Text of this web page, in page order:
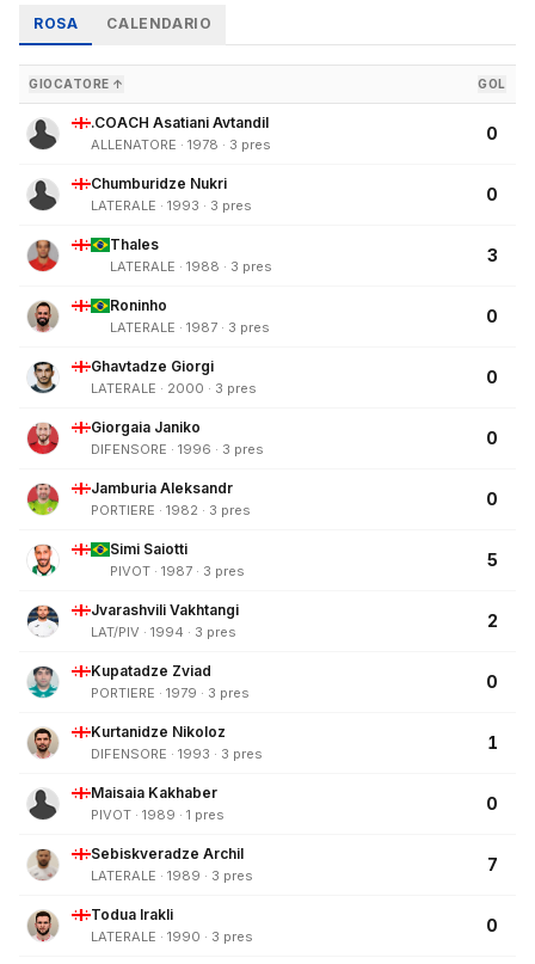
ROSA CALENDARIO
GIOCATORE ↑ GOL
.COACH Asatiani Avtandil
ALLENATORE · 1978 · 3 pres
0
Chumburidze Nukri
LATERALE · 1993 · 3 pres
0
Thales
LATERALE · 1988 · 3 pres
3
Roninho
LATERALE · 1987 · 3 pres
0
Ghavtadze Giorgi
LATERALE · 2000 · 3 pres
0
Giorgaia Janiko
DIFENSORE · 1996 · 3 pres
0
Jamburia Aleksandr
PORTIERE · 1982 · 3 pres
0
Simi Saiotti
PIVOT · 1987 · 3 pres
5
Jvarashvili Vakhtangi
LAT/PIV · 1994 · 3 pres
2
Kupatadze Zviad
PORTIERE · 1979 · 3 pres
0
Kurtanidze Nikoloz
DIFENSORE · 1993 · 3 pres
1
Maisaia Kakhaber
PIVOT · 1989 · 1 pres
0
Sebiskveradze Archil
LATERALE · 1989 · 3 pres
7
Todua Irakli
LATERALE · 1990 · 3 pres
0